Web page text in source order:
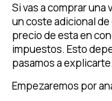
Si vas a comprar
un coste adicional de
precio de esta en
impuestos. Esto
pasamos a explicarte.
Empezaremos por